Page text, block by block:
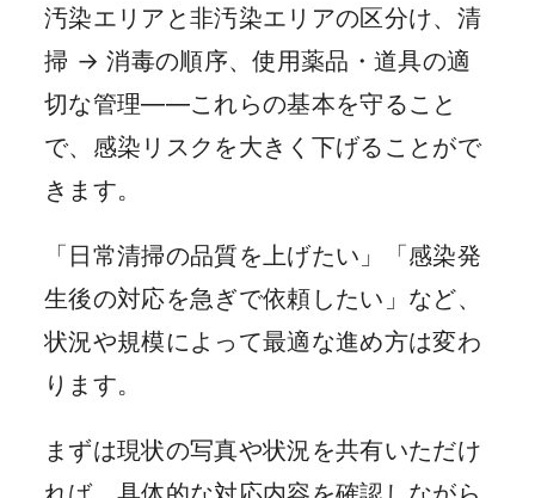
汚染エリアと非汚染エリアの区分け、清
掃 → 消毒の順序、使用薬品・道具の適
切な管理——これらの基本を守ること
で、感染リスクを大きく下げることがで
きます。
「日常清掃の品質を上げたい」「感染発
生後の対応を急ぎで依頼したい」など、
状況や規模によって最適な進め方は変わ
ります。
まずは現状の写真や状況を共有いただけ